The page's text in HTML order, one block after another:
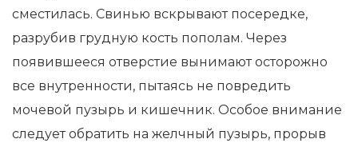
сместилась. Свинью вскрывают посередке,
разрубив грудную кость пополам. Через
появившееся отверстие вынимают осторожно
все внутренности, пытаясь не повредить
мочевой пузырь и кишечник. Особое внимание
следует обратить на желчный пузырь, прорыв